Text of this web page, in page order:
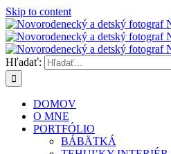
Skip to content
Hľadať:
DOMOV
O MNE
PORTFÓLIO
BÁBÄTKÁ